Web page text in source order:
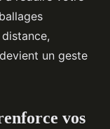
un geste
vos